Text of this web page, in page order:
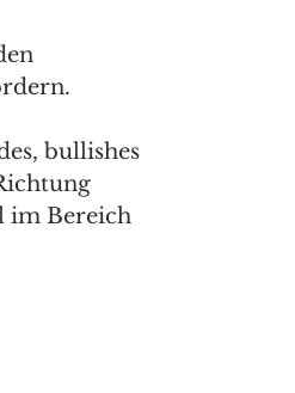
bullishes
im Bereich